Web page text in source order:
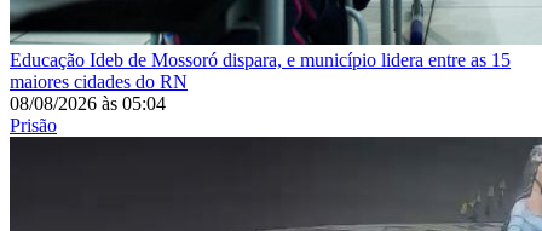
Educação Ideb de Mossoró dispara, e município lidera entre as 15
maiores cidades do RN
08/08/2026 às 05:04
Prisão